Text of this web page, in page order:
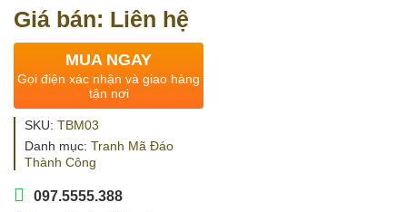
Giá bán: Liên hệ
MUA NGAY
Gọi điện xác nhận và giao hàng
tận nơi
SKU: TBM03
Danh mục: Tranh Mã Đáo
Thành Công
097.5555.388